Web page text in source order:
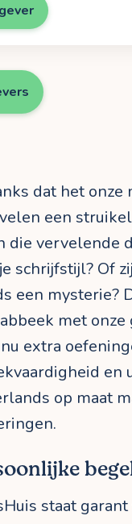
dat het
een
die vervelende
schrijfstijl? Of
een mysterie?
met
extra
en
op maat
staat